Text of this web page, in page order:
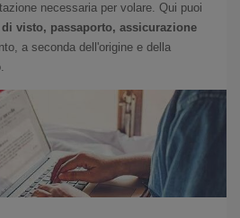
necessaria per volare. Qui puoi
di visto, passaporto, assicurazione
a seconda dell'origine e della